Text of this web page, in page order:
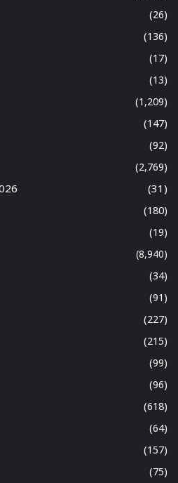
(26)
(136)
(17)
(13)
(1,209)
(147)
(92)
(2,769)
(31)
(180)
(19)
(8,940)
(34)
(91)
(227)
(215)
(99)
(96)
(618)
(64)
(157)
(75)